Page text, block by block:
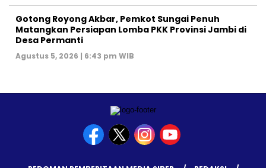
Gotong Royong Akbar, Pemkot Sungai Penuh
Matangkan Persiapan Lomba PKK Provinsi Jambi di
Desa Permanti
Agustus 5, 2026 | 6:43 pm WIB